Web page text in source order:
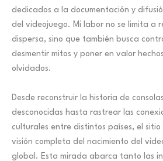
dedicados a la documentación y
del videojuego. Mi labor no se limita a
dispersa, sino que también busca
desmentir mitos y poner en valor
olvidados.
Desde reconstruir la historia de
desconocidas hasta rastrear las
culturales entre distintos países, el
visión completa del nacimiento del
global. Esta mirada abarca tanto las